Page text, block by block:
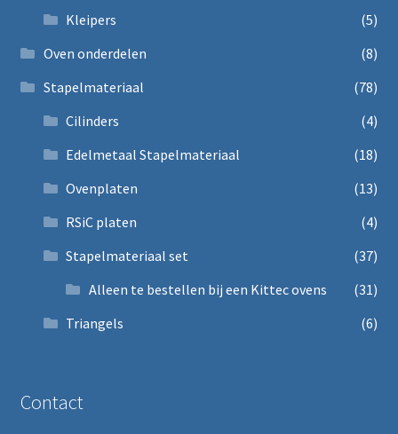
Kleipers
(5)
Oven onderdelen
(8)
Stapelmateriaal
(78)
Cilinders
(4)
Edelmetaal Stapelmateriaal
(18)
Ovenplaten
(13)
RSiC platen
(4)
Stapelmateriaal set
(37)
Alleen te bestellen bij een Kittec ovens
(31)
Triangels
(6)
Contact